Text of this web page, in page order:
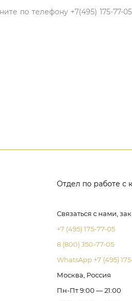
по телефону +7(495) 175-77-
Отдел по работе с
Связаться с нами,
+7 (495) 175-77-05
8 (800) 350-77-05
WhatsApp +7 (495)
Москва, Россия
Пн-Пт 9:00 — 21:00